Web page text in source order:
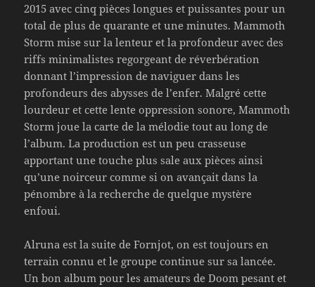
2015 avec cinq pièces longues et puissantes pour un
total de plus de quarante et une minutes. Mammoth
Storm mise sur la lenteur et la profondeur avec des
riffs minimalistes regorgeant de réverbération
donnant l’impression de naviguer dans les
profondeurs des abysses de l’enfer. Malgré cette
lourdeur et cette lente oppression sonore, Mammoth
Storm joue la carte de la mélodie tout au long de
l’album. La production est un peu crasseuse
apportant une touche plus sale aux pièces ainsi
qu’une noirceur comme si on avançait dans la
pénombre à la recherche de quelque mystère
enfoui.
Alruna est la suite de Fornjot, on est toujours en
terrain connu et le groupe continue sur sa lancée.
Un bon album pour les amateurs de Doom pesant et